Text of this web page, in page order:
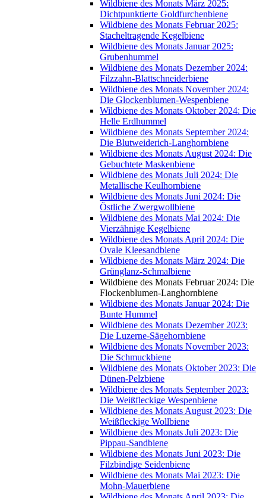
Wildbiene des Monats März 2025:
Dichtpunktierte Goldfurchenbiene
Wildbiene des Monats Februar 2025:
Stacheltragende Kegelbiene
Wildbiene des Monats Januar 2025:
Grubenhummel
Wildbiene des Monats Dezember 2024:
Filzzahn-Blattschneiderbiene
Wildbiene des Monats November 2024:
Die Glockenblumen-Wespenbiene
Wildbiene des Monats Oktober 2024: Die
Helle Erdhummel
Wildbiene des Monats September 2024:
Die Blutweiderich-Langhornbiene
Wildbiene des Monats August 2024: Die
Gebuchtete Maskenbiene
Wildbiene des Monats Juli 2024: Die
Metallische Keulhornbiene
Wildbiene des Monats Juni 2024: Die
Östliche Zwergwollbiene
Wildbiene des Monats Mai 2024: Die
Vierzähnige Kegelbiene
Wildbiene des Monats April 2024: Die
Ovale Kleesandbiene
Wildbiene des Monats März 2024: Die
Grünglanz-Schmalbiene
Wildbiene des Monats Februar 2024: Die
Flockenblumen-Langhornbiene
Wildbiene des Monats Januar 2024: Die
Bunte Hummel
Wildbiene des Monats Dezember 2023:
Die Luzerne-Sägehornbiene
Wildbiene des Monats November 2023:
Die Schmuckbiene
Wildbiene des Monats Oktober 2023: Die
Dünen-Pelzbiene
Wildbiene des Monats September 2023:
Die Weißfleckige Wespenbiene
Wildbiene des Monats August 2023: Die
Weißfleckige Wollbiene
Wildbiene des Monats Juli 2023: Die
Pippau-Sandbiene
Wildbiene des Monats Juni 2023: Die
Filzbindige Seidenbiene
Wildbiene des Monats Mai 2023: Die
Mohn-Mauerbiene